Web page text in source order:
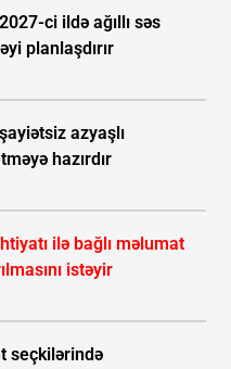
ci ildə ağıllı səs
planlaşdırır
azyaşlı
hazırdır
ilə bağlı məlumat
istəyir
seçkilərində